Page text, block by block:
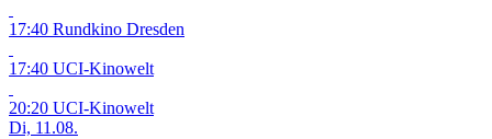
17:40 Rundkino Dresden
17:40 UCI-Kinowelt
20:20 UCI-Kinowelt
Di, 11.08.